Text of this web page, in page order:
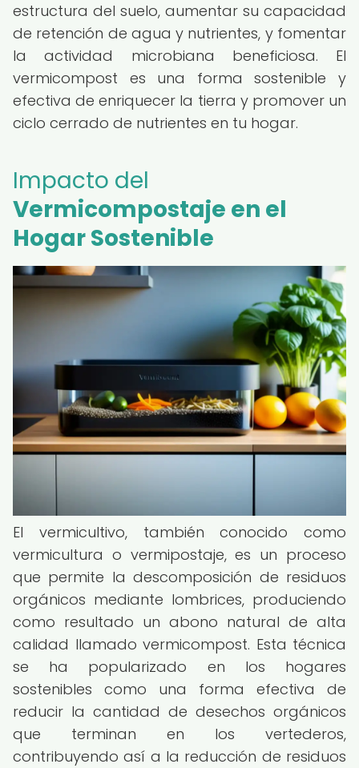
estructura del suelo, aumentar su capacidad
de retención de agua y nutrientes, y fomentar
la actividad microbiana beneficiosa. El
vermicompost es una forma sostenible y
efectiva de enriquecer la tierra y promover un
ciclo cerrado de nutrientes en tu hogar.
Impacto del
Vermicompostaje en el
Hogar Sostenible
El vermicultivo, también conocido como
vermicultura o vermipostaje, es un proceso
que permite la descomposición de residuos
orgánicos mediante lombrices, produciendo
como resultado un abono natural de alta
calidad llamado vermicompost. Esta técnica
se ha popularizado en los hogares
sostenibles como una forma efectiva de
reducir la cantidad de desechos orgánicos
que terminan en los vertederos,
contribuyendo así a la reducción de residuos